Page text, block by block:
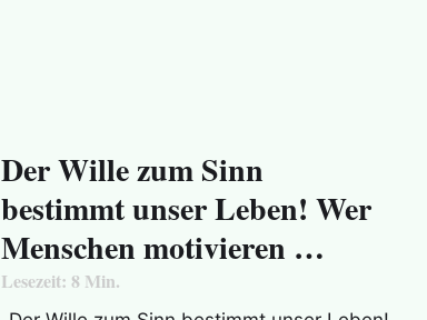
Der Wille zum Sinn
bestimmt unser Leben! Wer
Menschen motivieren …
Lesezeit:8 Min.